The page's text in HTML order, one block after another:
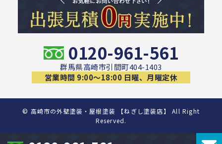
0120-961-561
群馬県高崎市引間町404-1403
営業時間 9:00〜18:00 日曜、月曜定休
© 高崎市の外壁塗装・屋根塗装 【ねぎし塗装店】 All Right
Reserved.